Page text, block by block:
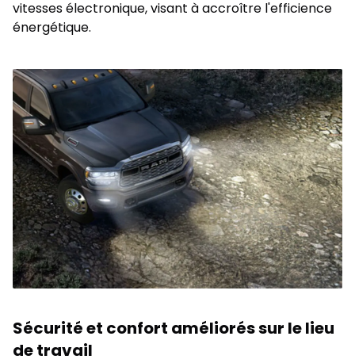
vitesses électronique, visant à accroître l'efficience
énergétique.
Sécurité et confort améliorés sur le lieu
de travail